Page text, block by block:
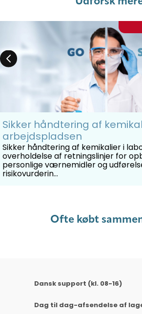
Sikker håndtering af
arbejdspladsen
Sikker håndtering af kemikalier i
overholdelse af retningslinjer for
personlige værnemidler og
risikovurderin...
Ofte købt
Dansk support (kl. 08-16)
Dag til dag-afsendelse af